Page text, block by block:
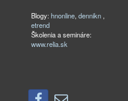
Blogy:hnonline,dennikn ,
etrend
Školenia a semináre:
www.relia.sk